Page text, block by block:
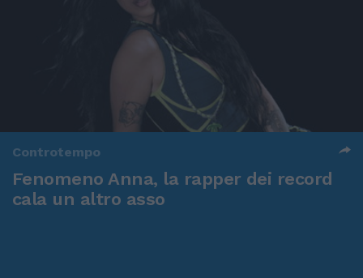
Controtempo
Fenomeno Anna, la rapper dei record
cala un altro asso